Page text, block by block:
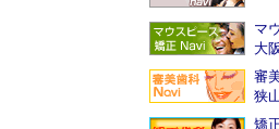
マ
大
審
狭
矯